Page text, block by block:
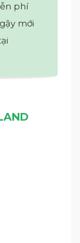
phí
mới